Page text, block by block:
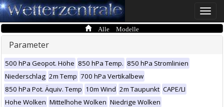
Toggle
Alle Modelle
Parameter
500 hPa Geopot. Höhe 850 hPa Temp. 850 hPa Stromlinien
Niederschlag 2m Temp 700 hPa Vertikalbew
850 hPa Pot. Äquiv. Temp 10m Wind 2m Taupunkt CAPE/LI
Hohe Wolken Mittelhohe Wolken Niedrige Wolken